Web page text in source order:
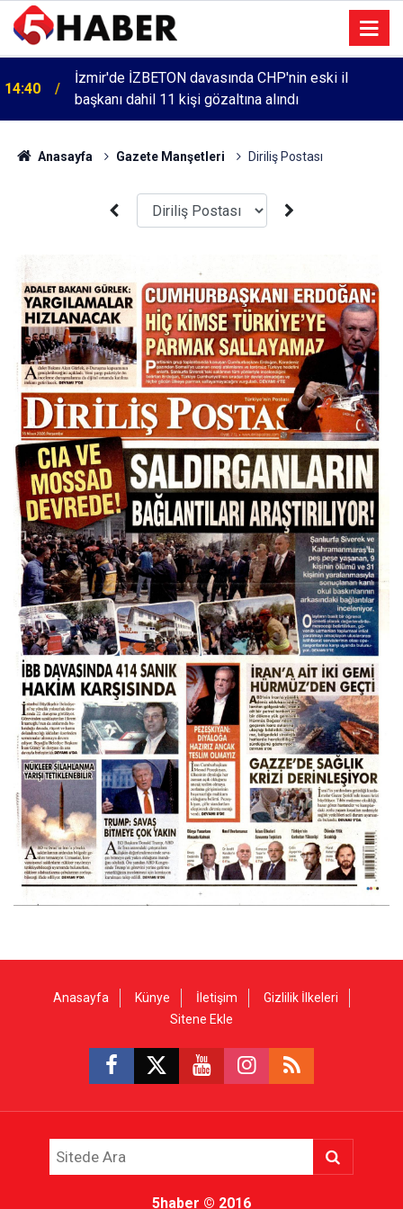
14:40
İzmir'de İZBETON davasında CHP'nin eski il
başkanı dahil 11 kişi gözaltına alındı
Anasayfa Gazete Manşetleri Diriliş Postası
Anasayfa Künye İletişim
Gizlilik İlkeleri
Sitene Ekle
5haber © 2016